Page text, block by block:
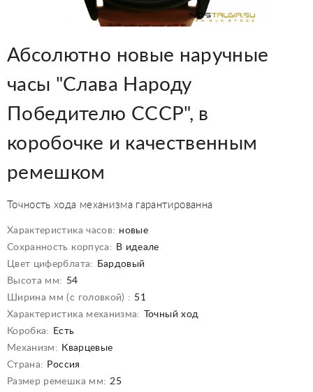
Абсолютно новые наручные
часы "Слава Народу
Победителю СССР", в
коробочке и качественным
ремешком
Точность хода механизма гарантированна
Характеристика часов: новые
Сохранность корпуса: В идеале
Цвет циферблата:
Бардовый
Высота мм: 54
Ширина мм (с головкой) : 51
Характеристика механизма:
Точный ход
Коробка:
Есть
Механизм: Кварцевые
Страна: Россия
Размер ремешка мм: 25